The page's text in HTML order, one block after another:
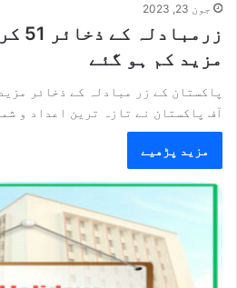
جون 23, 2023
مزید کم ہو گئے
پاکستان کے زر مبادلہ کے ذخائر
آف پاکستان نے تازہ ترین اعداد و
مزید پڑھیے